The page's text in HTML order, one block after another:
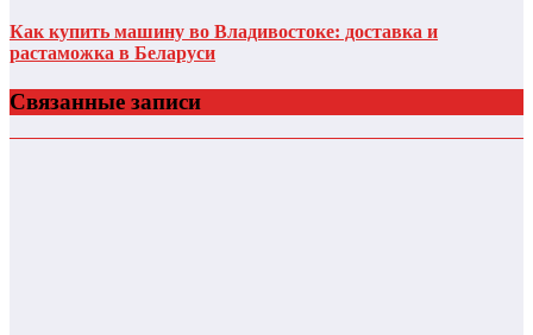
Как купить машину во Владивостоке: доставка и
растаможка в Беларуси
Связанные записи